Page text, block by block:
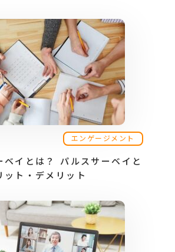
エンゲージメント
ベイとは？ パルスサーベイと
ット・デメリット